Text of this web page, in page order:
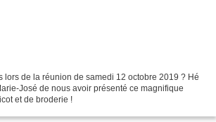
lors de la réunion de samedi 12 octobre 2019 ? Hé
José de nous avoir présenté ce magnifique
et de broderie !